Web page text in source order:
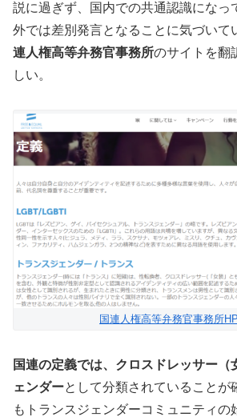
説に過ぎず、国内での共通認識になっ
外では差別発言となることに気づいて
連人権高等弁務官事務所のサイトを翻
しい。
国連人権高等弁務官事務所HP
国連の定義では、クロスドレッサー（
ェンダーとして分類されていることが
もトランスジェンダーコミュニティの